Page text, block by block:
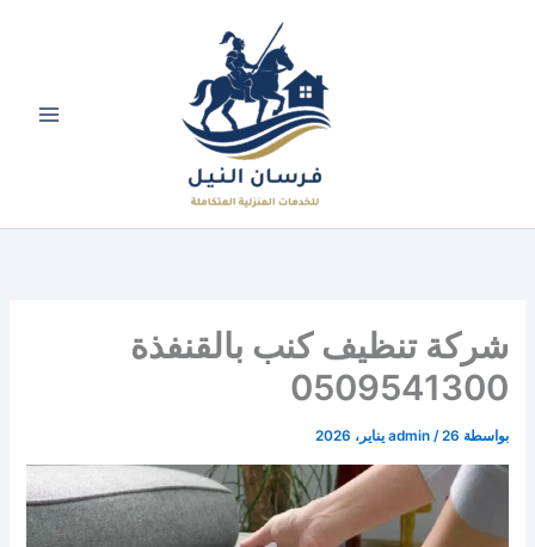
شركة تنظيف كنب بالقنفذة
0509541300
بواسطة admin /26 يناير، 2026